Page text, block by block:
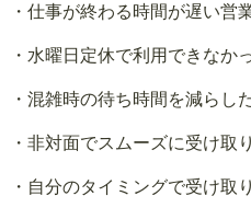
・仕事が終わる時間が遅い営
・水曜日定休で利用できなか
・混雑時の待ち時間を減らし
・非対面でスムーズに受け取
・自分のタイミングで受け取